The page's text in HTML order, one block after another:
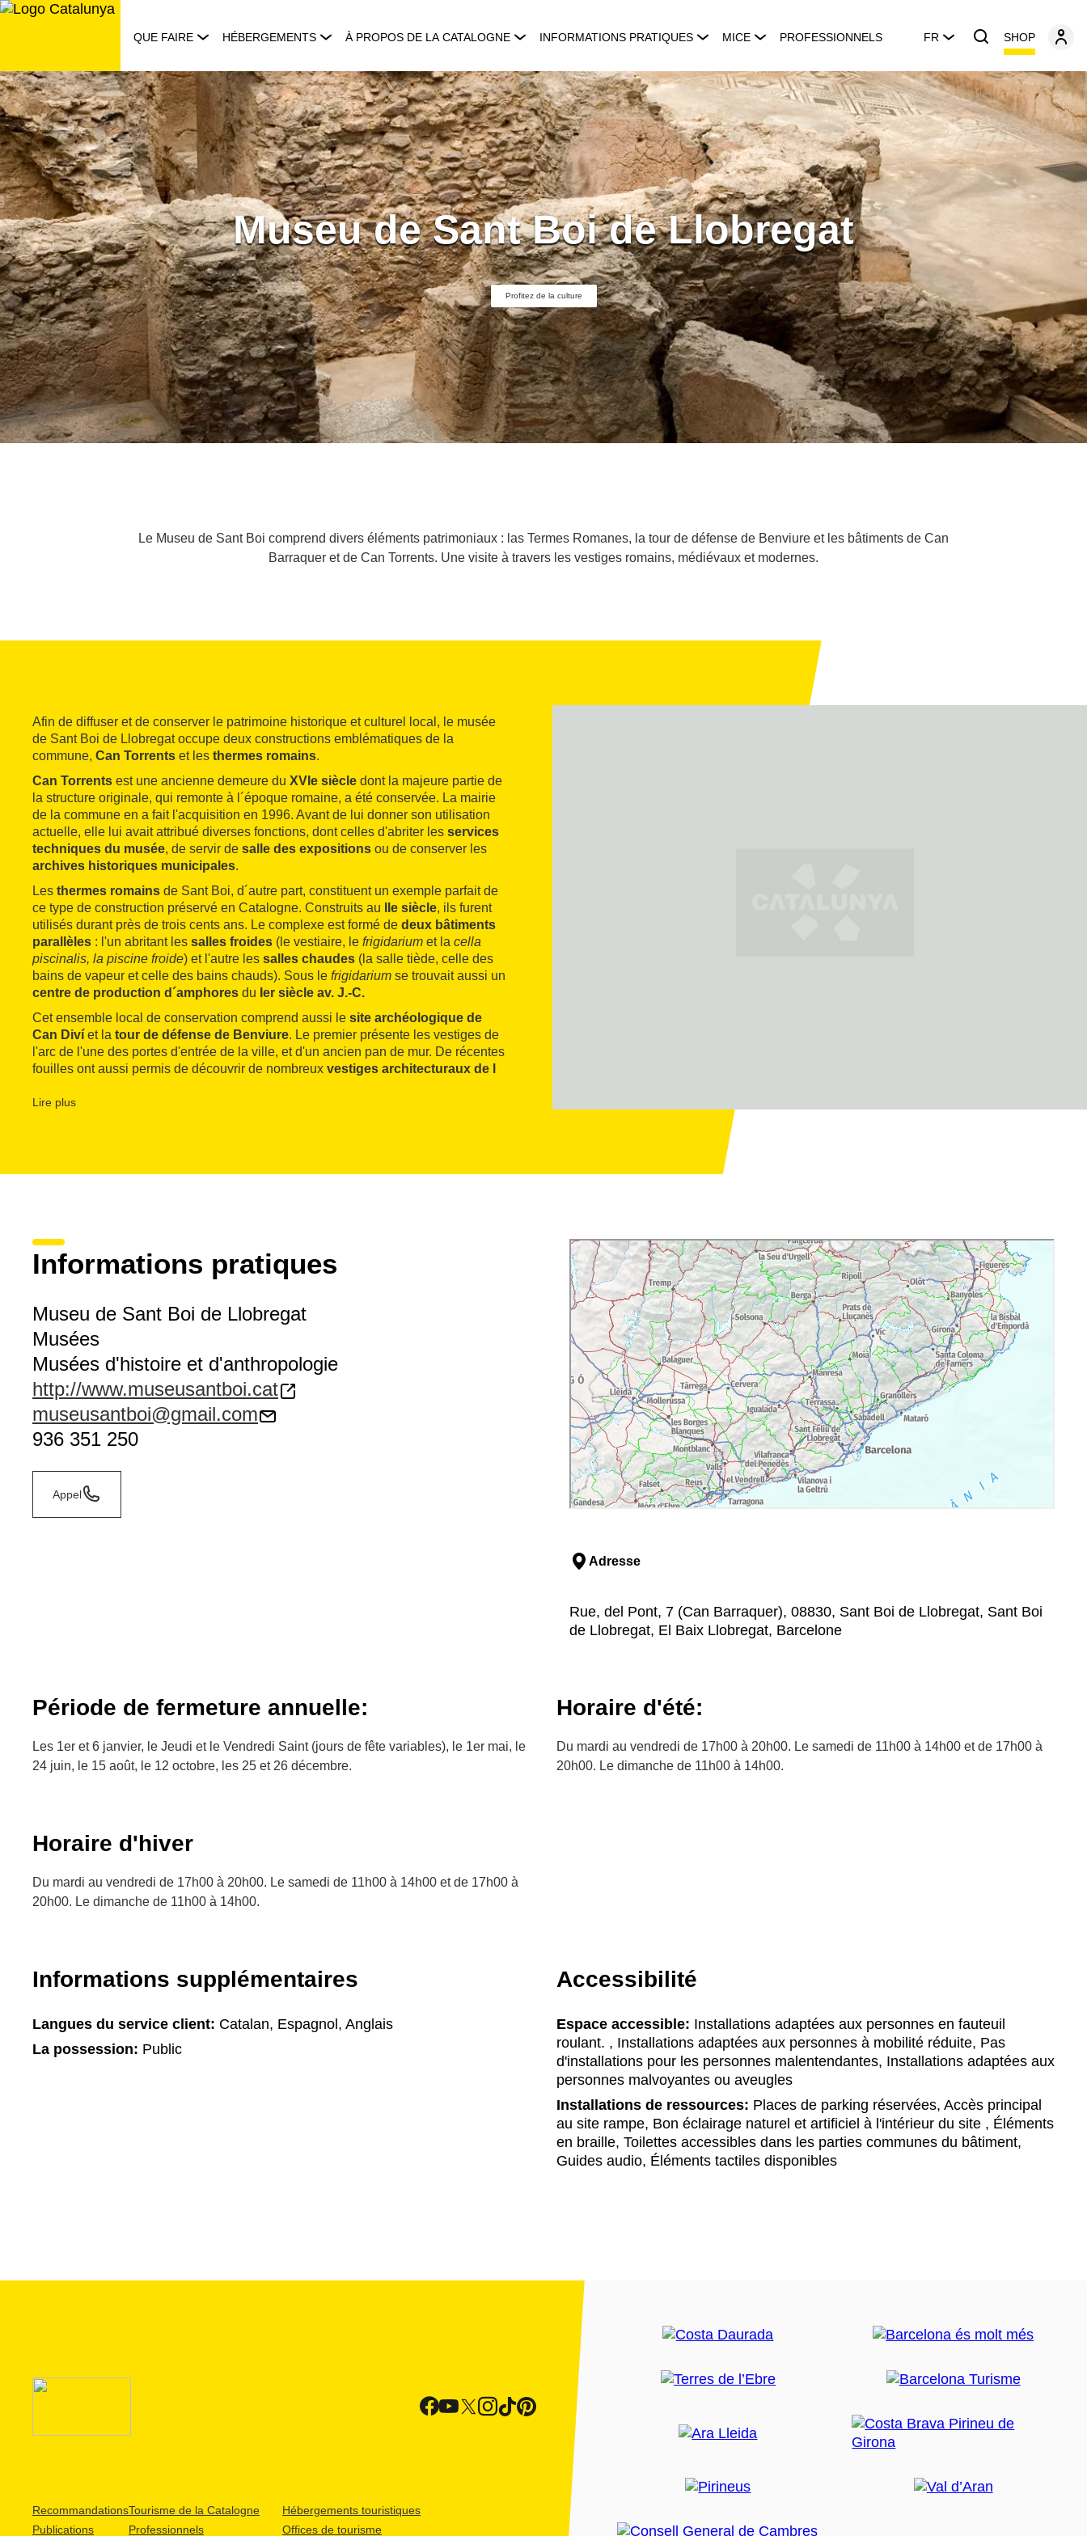
Aller
QUE FAIRE HÉBERGEMENTS À PROPOS DE LA CATALOGNE INFORMATIONS PRATIQUES MICE PROFESSIONNELS FR SHOP
Museu de Sant Boi de Llobregat
Profitez de la culture
Le Museu de Sant Boi comprend divers éléments patrimoniaux : las Termes Romanes, la tour de défense de Benviure et les bâtiments de Can
Barraquer et de Can Torrents. Une visite à travers les vestiges romains, médiévaux et modernes.
Afin de diffuser et de conserver le patrimoine historique et culturel local, le musée
de Sant Boi de Llobregat occupe deux constructions emblématiques de la
commune, Can Torrents et les thermes romains.
Can Torrents est une ancienne demeure du XVIe siècle dont la majeure partie de
la structure originale, qui remonte à l´époque romaine, a été conservée. La mairie
de la commune en a fait l'acquisition en 1996. Avant de lui donner son utilisation
actuelle, elle lui avait attribué diverses fonctions, dont celles d'abriter les services
techniques du musée, de servir de salle des expositions ou de conserver les
archives historiques municipales.
Les thermes romains de Sant Boi, d´autre part, constituent un exemple parfait de
ce type de construction préservé en Catalogne. Construits au
IIe siècle, ils furent
utilisés durant près de trois cents ans. Le complexe est formé de deux bâtiments
parallèles : l'un abritant les salles froides (le vestiaire, le frigidarium et la cella
piscinalis, la piscine froide) et l'autre les salles chaudes (la salle tiède, celle des
bains de vapeur et celle des bains chauds). Sous le frigidarium se trouvait aussi un
centre de production d´amphores du Ier siècle av. J.-C.
Cet ensemble local de conservation comprend aussi le site archéologique de
Can Diví et la tour de défense de Benviure. Le premier présente les vestiges de
l'arc de l'une des portes d'entrée de la ville, et d'un ancien pan de mur. De récentes
fouilles ont aussi permis de découvrir de nombreux vestiges architecturaux de l
D´autre part, la
bientôt le siège principal du musée municipal.
Lire plus
Informations pratiques
Museu de Sant Boi de Llobregat
Musées
Musées d'histoire et d'anthropologie
http://www.museusantboi.cat
museusantboi@gmail.com
936 351 250
Appel
Adresse
Rue, del Pont, 7 (Can Barraquer), 08830, Sant Boi de Llobregat, Sant Boi
de Llobregat, El Baix Llobregat, Barcelone
Période de fermeture annuelle:
Les 1er et 6 janvier, le Jeudi et le Vendredi Saint (jours de fête variables), le 1er mai, le
24 juin, le 15 août, le 12 octobre, les 25 et 26 décembre.
Horaire d'été:
Du mardi au vendredi de 17h00 à 20h00. Le samedi de 11h00 à 14h00 et de 17h00 à
20h00. Le dimanche de 11h00 à 14h00.
Horaire d'hiver
Du mardi au vendredi de 17h00 à 20h00. Le samedi de 11h00 à 14h00 et de 17h00 à
20h00. Le dimanche de 11h00 à 14h00.
Informations supplémentaires
Langues du service client: Catalan, Espagnol, Anglais
La possession: Public
Accessibilité
Espace accessible: Installations adaptées aux personnes en fauteuil
roulant. , Installations adaptées aux personnes à mobilité réduite, Pas
d'installations pour les personnes malentendantes, Installations adaptées aux
personnes malvoyantes ou aveugles
Installations de ressources: Places de parking réservées, Accès principal
au site rampe, Bon éclairage naturel et artificiel à l'intérieur du site , Éléments
en braille, Toilettes accessibles dans les parties communes du bâtiment,
Guides audio, Éléments tactiles disponibles
Recommandations
Publications
Tourisme de la Catalogne
Professionnels
Hébergements touristiques
Offices de tourisme